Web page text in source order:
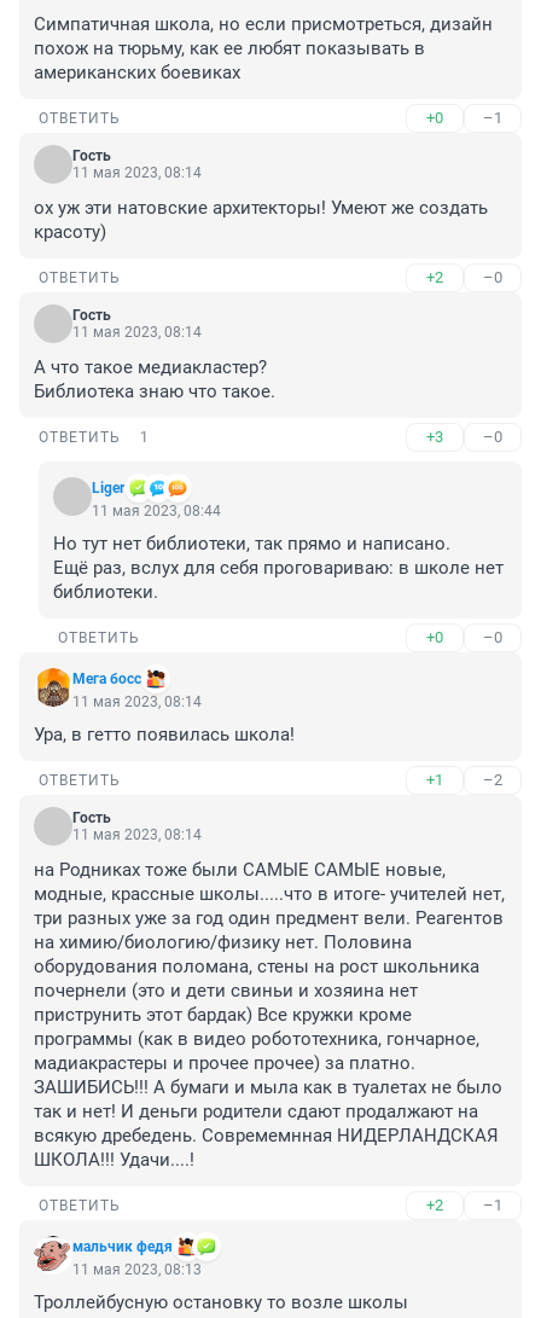
Симпатичная школа, но если присмотреться, дизайн
похож на тюрьму, как ее любят показывать в
американских боевиках
ОТВЕТИТЬ +0 –1
Гость
11 мая 2023, 08:14
ох уж эти натовские архитекторы! Умеют же создать
красоту)
ОТВЕТИТЬ +2 –0
Гость
11 мая 2023, 08:14
А что такое медиакластер?
Библиотека знаю что такое.
ОТВЕТИТЬ 1 +3 –0
Liger
11 мая 2023, 08:44
Но тут нет библиотеки, так прямо и написано.
Ещё раз, вслух для себя проговариваю: в школе нет
библиотеки.
ОТВЕТИТЬ +0 –0
Мега босс
11 мая 2023, 08:14
Ура, в гетто появилась школа!
ОТВЕТИТЬ +1 –2
Гость
11 мая 2023, 08:14
на Родниках тоже были САМЫЕ САМЫЕ новые,
модные, крассные школы.....что в итоге- учителей нет,
три разных уже за год один предмент вели. Реагентов
на химию/биологию/физику нет. Половина
оборудования поломана, стены на рост школьника
почернели (это и дети свиньи и хозяина нет
приструнить этот бардак) Все кружки кроме
программы (как в видео робототехника, гончарное,
мадиакрастеры и прочее прочее) за платно.
ЗАШИБИСЬ!!! А бумаги и мыла как в туалетах не было
так и нет! И деньги родители сдают продалжают на
всякую дребедень. Совремемнная НИДЕРЛАНДСКАЯ
ШКОЛА!!! Удачи....!
ОТВЕТИТЬ +2 –1
мальчик федя
11 мая 2023, 08:13
Троллейбусную остановку то возле школы